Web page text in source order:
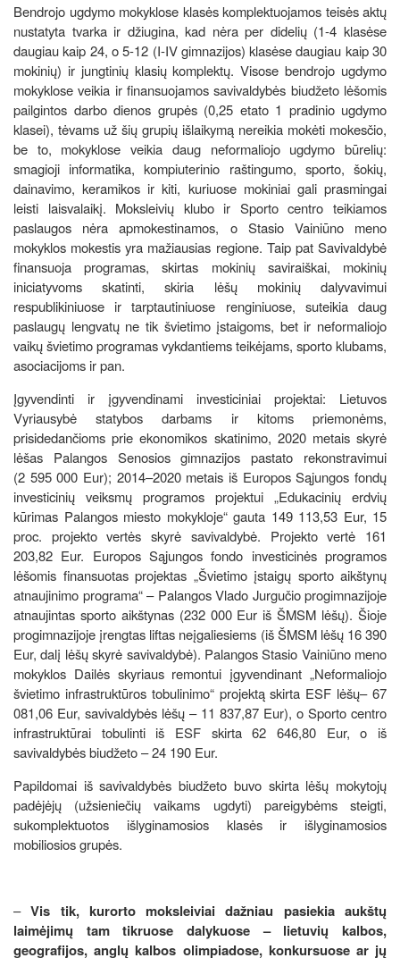
Bendrojo ugdymo mokyklose klasės komplektuojamos teisės aktų
nustatyta tvarka ir džiugina, kad nėra per didelių (1-4 klasėse
daugiau kaip 24, o 5-12 (I-IV gimnazijos) klasėse daugiau kaip 30
mokinių) ir jungtinių klasių komplektų. Visose bendrojo ugdymo
mokyklose veikia ir finansuojamos savivaldybės biudžeto lėšomis
pailgintos darbo dienos grupės (0,25 etato 1 pradinio ugdymo
klasei), tėvams už šių grupių išlaikymą nereikia mokėti mokesčio,
be to, mokyklose veikia daug neformaliojo ugdymo būrelių:
smagioji informatika, kompiuterinio raštingumo, sporto, šokių,
dainavimo, keramikos ir kiti, kuriuose mokiniai gali prasmingai
leisti laisvalaikį. Moksleivių klubo ir Sporto centro teikiamos
paslaugos nėra apmokestinamos, o Stasio Vainiūno meno
mokyklos mokestis yra mažiausias regione. Taip pat Savivaldybė
finansuoja programas, skirtas mokinių saviraiškai, mokinių
iniciatyvoms skatinti, skiria lėšų mokinių dalyvavimui
respublikiniuose ir tarptautiniuose renginiuose, suteikia daug
paslaugų lengvatų ne tik švietimo įstaigoms, bet ir neformaliojo
vaikų švietimo programas vykdantiems teikėjams, sporto klubams,
asociacijoms ir pan.
Įgyvendinti ir įgyvendinami investiciniai projektai: Lietuvos
Vyriausybė statybos darbams ir kitoms priemonėms,
prisidedančioms prie ekonomikos skatinimo, 2020 metais skyrė
lėšas Palangos Senosios gimnazijos pastato rekonstravimui
(2 595 000 Eur); 2014–2020 metais iš Europos Sąjungos fondų
investicinių veiksmų programos projektui „Edukacinių erdvių
kūrimas Palangos miesto mokykloje“ gauta 149 113,53 Eur, 15
proc. projekto vertės skyrė savivaldybė. Projekto vertė 161
203,82 Eur. Europos Sąjungos fondo investicinės programos
lėšomis finansuotas projektas „Švietimo įstaigų sporto aikštynų
atnaujinimo programa“ – Palangos Vlado Jurgučio progimnazijoje
atnaujintas sporto aikštynas (232 000 Eur iš ŠMSM lėšų). Šioje
progimnazijoje įrengtas liftas neįgaliesiems (iš ŠMSM lėšų 16 390
Eur, dalį lėšų skyrė savivaldybė). Palangos Stasio Vainiūno meno
mokyklos Dailės skyriaus remontui įgyvendinant „Neformaliojo
švietimo infrastruktūros tobulinimo“ projektą skirta ESF lėšų– 67
081,06 Eur, savivaldybės lėšų – 11 837,87 Eur), o Sporto centro
infrastruktūrai tobulinti iš ESF skirta 62 646,80 Eur, o iš
savivaldybės biudžeto – 24 190 Eur.
Papildomai iš savivaldybės biudžeto buvo skirta lėšų mokytojų
padėjėjų (užsieniečių vaikams ugdyti) pareigybėms steigti,
sukomplektuotos išlyginamosios klasės ir išlyginamosios
mobiliosios grupės.
–Vis tik, kurorto moksleiviai dažniau pasiekia aukštų
laimėjimų tam tikruose dalykuose – lietuvių kalbos,
geografijos, anglų kalbos olimpiadose, konkursuose ar jų